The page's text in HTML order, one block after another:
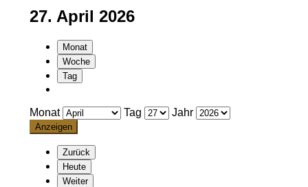
27. April 2026
Monat
Woche
Tag
Monat Tag Jahr
Zurück
Heute
Weiter